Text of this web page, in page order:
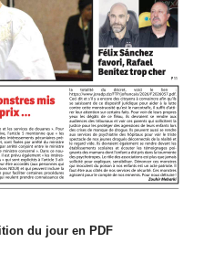
du jour en PDF